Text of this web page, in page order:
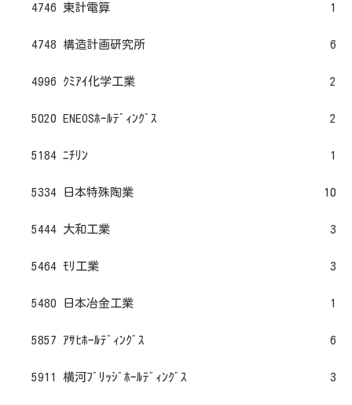
4746 東計電算 1
4748 構造計画研究所 6
4996 ｸﾐｱｲ化学工業 2
5020 ENEOSﾎｰﾙﾃﾞｨﾝｸﾞｽ 2
5184 ﾆﾁﾘﾝ 1
5334 日本特殊陶業 10
5444 大和工業 3
5464 ﾓﾘ工業 3
5480 日本冶金工業 1
5857 ｱｻﾋﾎｰﾙﾃﾞｨﾝｸﾞｽ 6
5911 横河ﾌﾞﾘｯｼﾞﾎｰﾙﾃﾞｨﾝｸﾞｽ 3